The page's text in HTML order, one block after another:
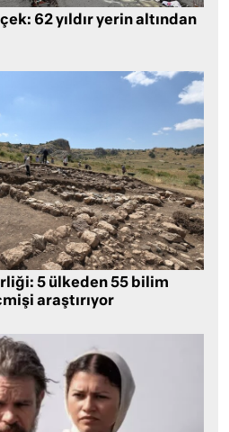
62 yıldır yerin altından
5 ülkeden 55 bilim
araştırıyor